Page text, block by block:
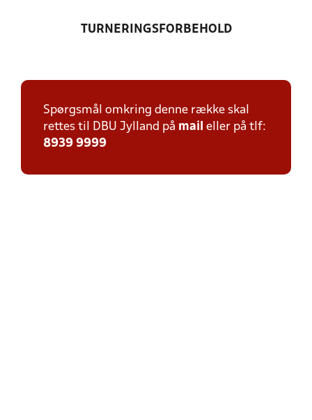
TURNERINGSFORBEHOLD
Spørgsmål omkring denne række skal
rettes til DBU Jylland på mail eller på tlf:
8939 9999